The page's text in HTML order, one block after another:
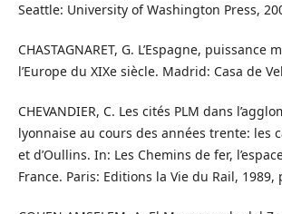
Seattle: University of Washington Press,
CHASTAGNARET, G. L’Espagne, puissance
l’Europe du XIXe siècle. Madrid: Casa de
CHEVANDIER, C. Les cités PLM dans
lyonnaise au cours des années trente: les
et d’Oullins. In: Les Chemins de fer,
France. Paris: Editions la Vie du Rail, 1989,